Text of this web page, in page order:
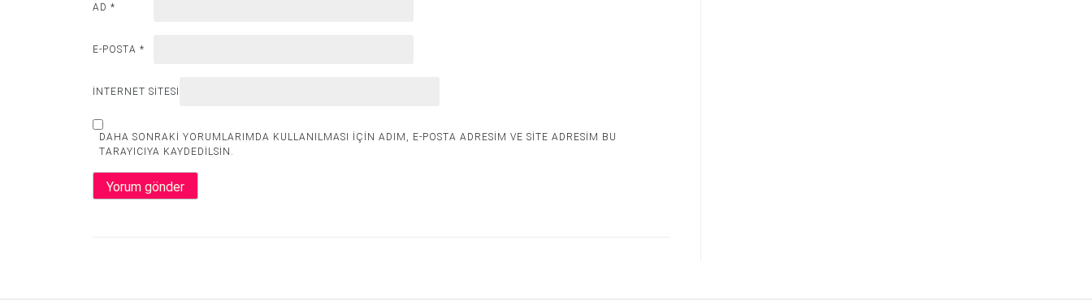
AD *
E-POSTA *
İNTERNET SITESI
DAHA SONRAKI YORUMLARIMDA KULLANILMASI IÇIN ADIM, E-POSTA ADRESIM VE SITE ADRESIM BU
TARAYICIYA KAYDEDILSIN.